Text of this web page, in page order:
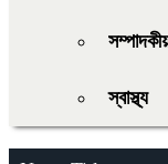
স্বাস্থ্য